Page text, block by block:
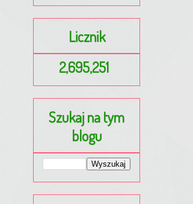
Licznik
2,695,251
Szukaj na tym
blogu